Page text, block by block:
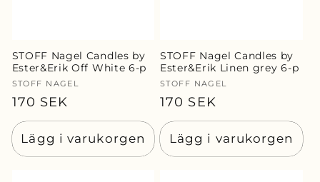
STOFF Nagel Candles by
Ester&Erik Off White 6-p
Säljare:
STOFF NAGEL
Ordinarie
pris
170 SEK
Lägg i varukorgen
STOFF Nagel Candles by
Ester&Erik Linen grey 6-p
Säljare:
STOFF NAGEL
Ordinarie
pris
170 SEK
Lägg i varukorgen